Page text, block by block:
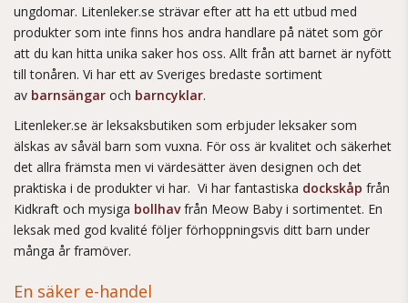
ungdomar. Litenleker.se strävar efter att ha ett utbud med
produkter som inte finns hos andra handlare på nätet som gör
att du kan hitta unika saker hos oss. Allt från att barnet är nyfött
till tonåren. Vi har ett av Sveriges bredaste sortiment
av barnsängar och barncyklar.
Litenleker.se är leksaksbutiken som erbjuder leksaker som
älskas av såväl barn som vuxna. För oss är kvalitet och säkerhet
det allra främsta men vi värdesätter även designen och det
praktiska i de produkter vi har. Vi har fantastiska dockskåp från
Kidkraft och mysiga bollhavfrån Meow Baby i sortimentet. En
leksak med god kvalité följer förhoppningsvis ditt barn under
många år framöver.
En säker e-handel